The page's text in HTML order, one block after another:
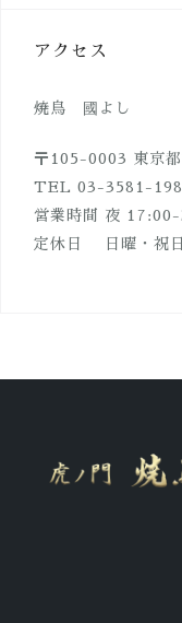
アクセス
焼鳥 國よし
〒105-0003 東京
TEL 03-3581-
営業時間 夜
定休日 日曜・祝